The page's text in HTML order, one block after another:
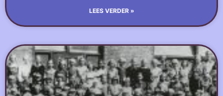
LEES VERDER »